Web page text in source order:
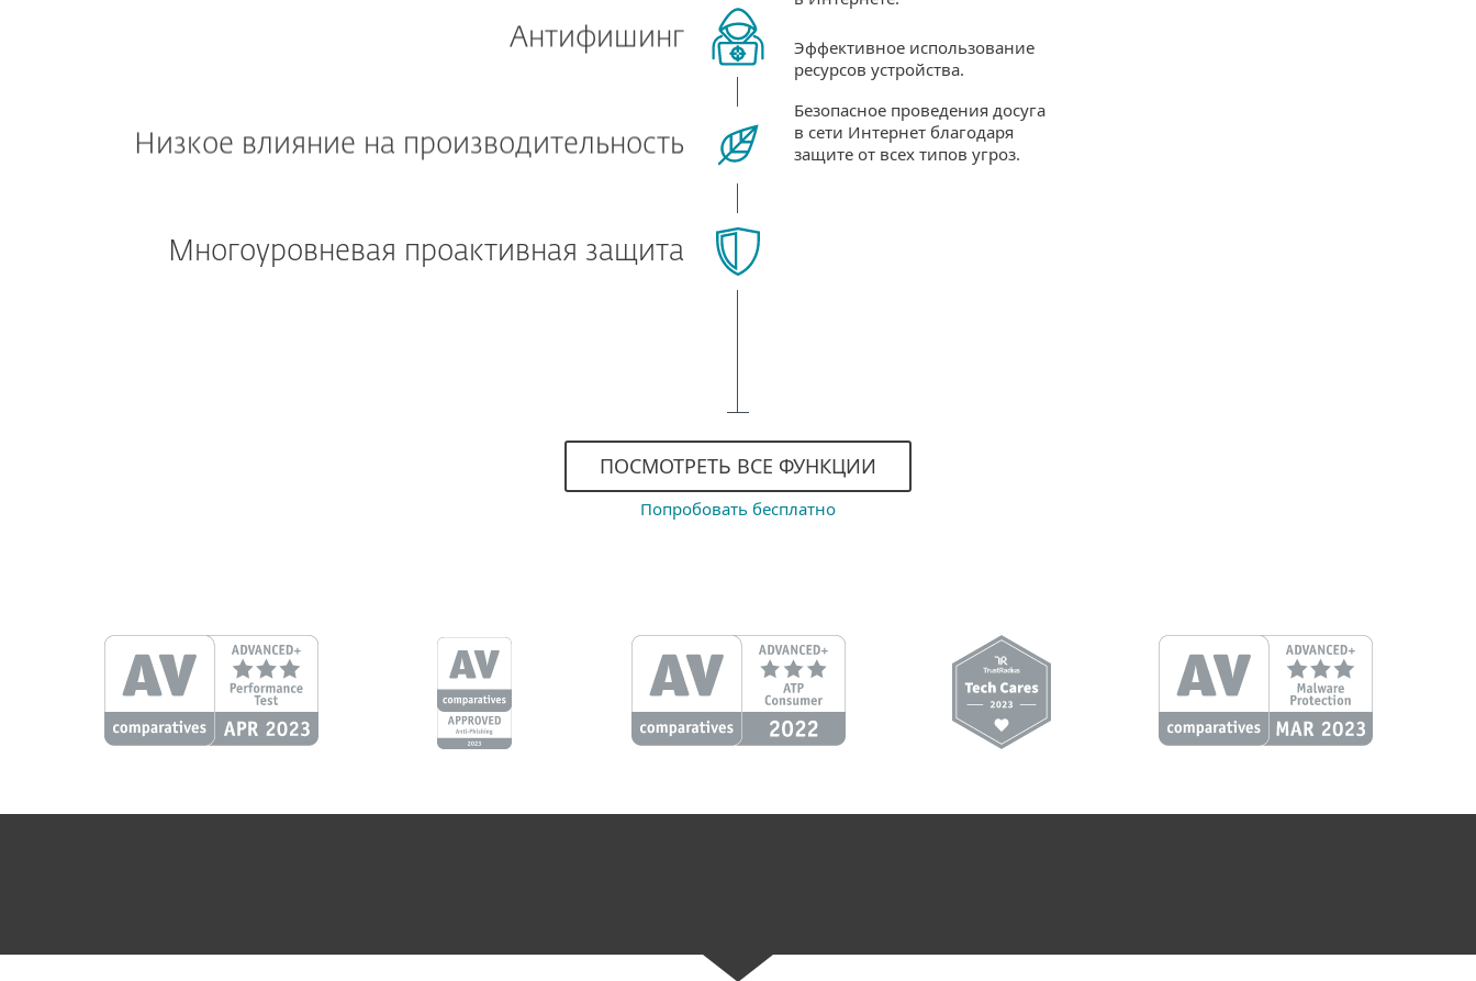
Антифишинг
Низкое влияние на производительность
Эффективное использование
ресурсов устройства.
Многоуровневая проактивная защита
Безопасное проведения досуга
в сети Интернет благодаря
защите от всех типов угроз.
ПОСМОТРЕТЬ ВСЕ ФУНКЦИИ
Попробовать бесплатно